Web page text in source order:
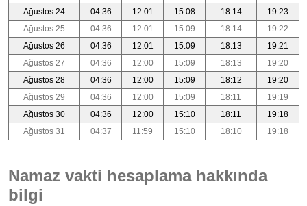
Ağustos 24
04:36 12:01 15:08 18:14
19:23
Ağustos 25
04:36 12:01 15:09 18:14
19:22
Ağustos 26
04:36 12:01 15:09 18:13
19:21
Ağustos 27
04:36 12:00 15:09 18:13
19:20
Ağustos 28
04:36 12:00 15:09 18:12
19:20
Ağustos 29
04:36 12:00 15:09 18:11
19:19
Ağustos 30
04:36 12:00 15:10 18:11
19:18
Ağustos 31
04:37 11:59 15:10 18:10 19:18
Namaz vakti hesaplama hakkında
bilgi